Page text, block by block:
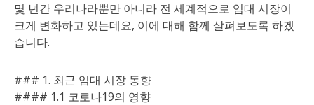
몇 년간 우리나라뿐만 아니라 전 세계적으로 임대 시장이
크게 변화하고 있는데요, 이에 대해 함께 살펴보도록 하겠
습니다.
### 1. 최근 임대 시장 동향
#### 1.1 코로나19의 영향